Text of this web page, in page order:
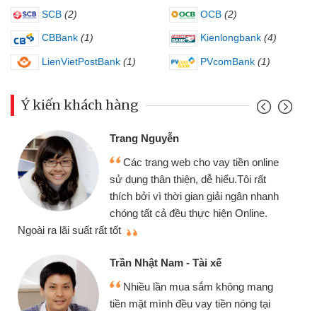
SCB (2) OCB (2)
CBBank (1) Kienlongbank (4)
LienVietPostBank (1) PVcomBank (1)
Ý kiến khách hàng
Trang Nguyễn
Các trang web cho vay tiền online
sử dụng thân thiện, dễ hiểu.Tôi rất
thích bởi vì thời gian giải ngân nhanh
chóng tất cả đều thực hiện Online.
Ngoài ra lãi suất rất tốt
Trần Nhật Nam - Tài xế
Nhiều lần mua sắm không mang
tiền mặt mình đều vay tiền nóng tại